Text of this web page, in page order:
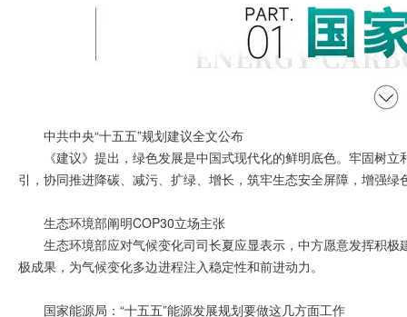
中共中央“十五五”规划建议全文公布
《建议》提出，绿色发展是中国式现代化的鲜明底色。牢固树
引，协同推进降碳、减污、扩绿、增长，筑牢生态安全屏障，增强绿
生态环境部阐明COP30立场主张
生态环境部应对气候变化司司长夏应显表示，中方愿意发挥积
极成果，为气候变化多边进程注入稳定性和前进动力。
国家能源局：“十五五”能源发展规划要做这几方面工作